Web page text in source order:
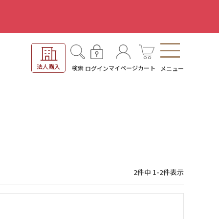
法人購入 検索 ログインマイページカート メニュー
2件中 1-2件表示